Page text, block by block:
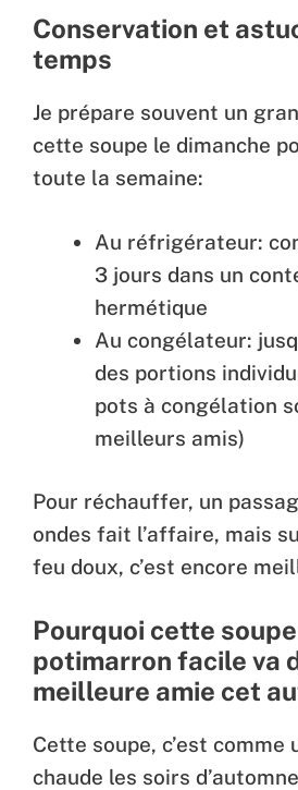
Conservation et
temps
Je prépare souvent un
cette soupe le dimanche
toute la semaine:
Au réfrigérateur:
3 jours dans un
hermétique
Au congélateur:
des portions
pots à congélation
meilleurs amis)
Pour réchauffer, un
ondes fait l’affaire, mais
feu doux, c’est encore
Pourquoi cette
potimarron facile va
meilleure amie cet
Cette soupe, c’est comme
chaude les soirs